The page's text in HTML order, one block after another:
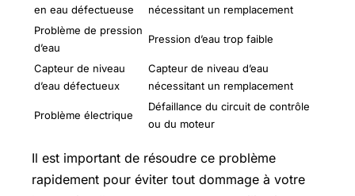
en eau défectueuse
nécessitant un remplacement
Problème de pression
d’eau
Pression d’eau trop faible
Capteur de niveau
d’eau défectueux
Capteur de niveau d’eau
nécessitant un remplacement
Problème électrique
Défaillance du circuit de contrôle
ou du moteur
Il est important de résoudre ce problème
rapidement pour éviter tout dommage à votre